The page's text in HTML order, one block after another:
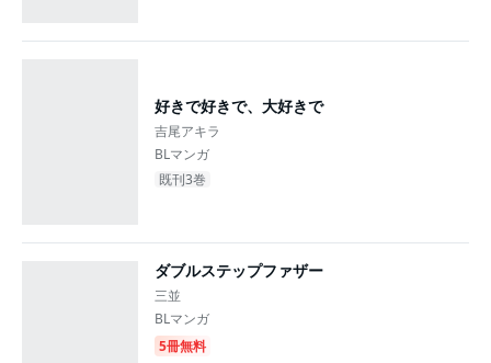
好きで好きで、大好きで
吉尾アキラ
BLマンガ
既刊3巻
ダブルステップファザー
三並
BLマンガ
5冊無料